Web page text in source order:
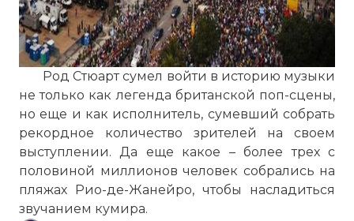
Род Стюарт сумел войти в историю музыки
не только как легенда британской поп-сцены,
но еще и как исполнитель, сумевший собрать
рекордное количество зрителей на своем
выступлении. Да еще какое – более трех с
половиной миллионов человек собрались на
пляжах Рио-де-Жанейро, чтобы насладиться
звучанием кумира.